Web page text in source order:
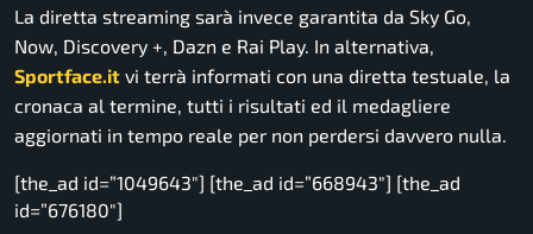
La diretta streaming sarà invece garantita da Sky Go,
Now, Discovery +, Dazn e Rai Play. In alternativa,
Sportface.it vi terrà informati con una diretta testuale, la
cronaca al termine, tutti i risultati ed il medagliere
aggiornati in tempo reale per non perdersi davvero nulla.
[the_ad id=”1049643″] [the_ad id=”668943″] [the_ad
id=”676180″]